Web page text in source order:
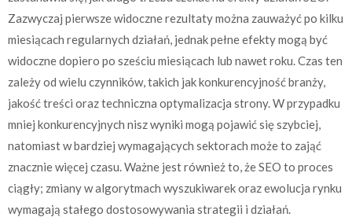
Zazwyczaj pierwsze widoczne rezultaty można zauważyć po kilku
miesiącach regularnych działań, jednak pełne efekty mogą być
widoczne dopiero po sześciu miesiącach lub nawet roku. Czas ten
zależy od wielu czynników, takich jak konkurencyjność branży,
jakość treści oraz techniczna optymalizacja strony. W przypadku
mniej konkurencyjnych nisz wyniki mogą pojawić się szybciej,
natomiast w bardziej wymagających sektorach może to zająć
znacznie więcej czasu. Ważne jest również to, że SEO to proces
ciągły; zmiany w algorytmach wyszukiwarek oraz ewolucja rynku
wymagają stałego dostosowywania strategii i działań.